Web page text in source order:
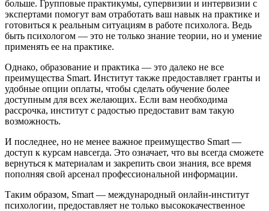
больше. Групповые практикумы, супервизии и интервизии с
экспертами помогут вам отработать ваш навык на практике и
готовиться к реальным ситуациям в работе психолога. Ведь
быть психологом — это не только знание теории, но и умение
применять ее на практике.
Однако, образование и практика — это далеко не все
преимущества Smart. Институт также предоставляет гранты и
удобные опции оплаты, чтобы сделать обучение более
доступным для всех желающих. Если вам необходима
рассрочка, институт с радостью предоставит вам такую
возможность.
И последнее, но не менее важное преимущество Smart —
доступ к курсам навсегда. Это означает, что вы всегда сможете
вернуться к материалам и закрепить свои знания, все время
пополняя свой арсенал профессиональной информации.
Таким образом, Smart — международный онлайн-институт
психологии, предоставляет не только высококачественное